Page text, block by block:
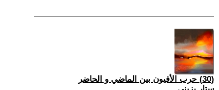
(30) حرب الأفيون بين الماضي و الحاضر